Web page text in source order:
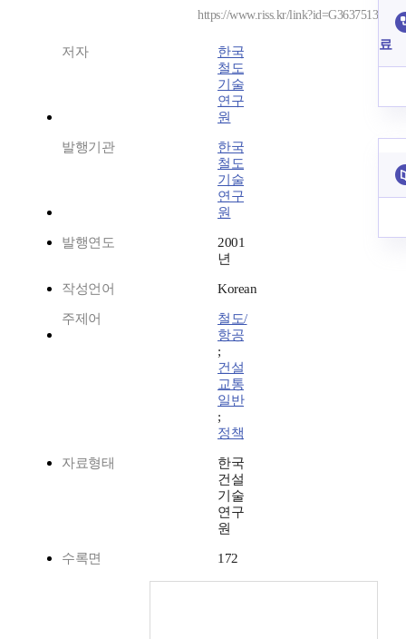
https://www.riss.kr/link?id=G3637513
저자
한국
철도
기술
연구
원
발행기관
한국
철도
기술
연구
원
발행연도
2001
년
작성언어 Korean
주제어
철도/
항공
;
건설
교통
일반
;
정책
자료형태
한국
건설
기술
연구
원
수록면 172
료